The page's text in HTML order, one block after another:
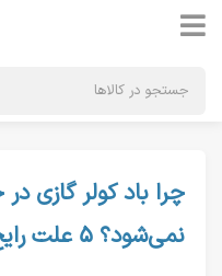
چرا باد کولر گازی
نمی‌شود؟ ۵ علت رایج + راه‌حل